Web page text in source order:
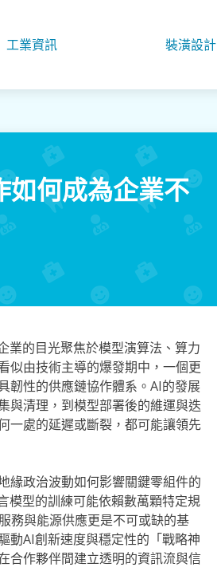
工業資訊 裝潢設計
何成為企業不
業的目光聚焦於模型演算法、算力
似由技術主導的爆發期中，一個更
韌性的供應鏈協作體系。AI的發展
與清理，到模型部署後的維運與迭
一處的延遲或斷裂，都可能讓領先
緣政治波動如何影響關鍵零組件的
模型的訓練可能依賴數萬顆特定規
務與能源供應更是不可或缺的基
動AI創新速度與穩定性的「戰略神
合作夥伴間建立透明的資訊流與信